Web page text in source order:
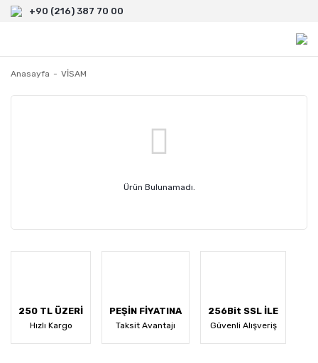
+90 (216) 387 70 00
Anasayfa VİSAM
Ürün Bulunamadı.
250 TL ÜZERİ
Hızlı Kargo
PEŞİN FİYATINA
Taksit Avantajı
256Bit SSL İLE
Güvenli Alışveriş